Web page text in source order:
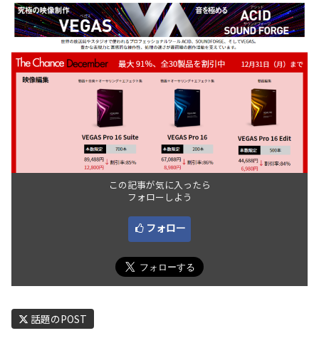
この記事が気に入ったら
フォローしよう
フォロー
話題のPOST